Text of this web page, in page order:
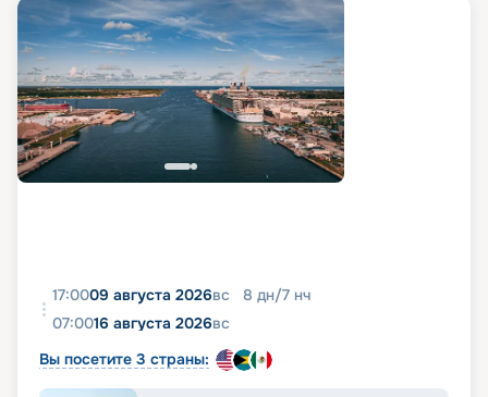
17:0009 августа 2026вс 8 дн/7 нч
07:0016 августа 2026вс
Вы посетите 3 страны: